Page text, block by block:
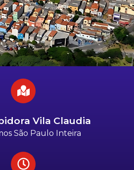
Vila Claudia
São Paulo Inteira